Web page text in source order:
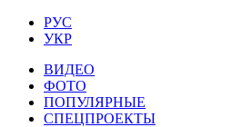
РУС
УКР
ВИДЕО
ФОТО
ПОПУЛЯРНЫЕ
СПЕЦПРОЕКТЫ